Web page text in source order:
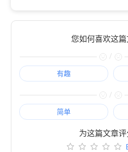
您如何喜欢这篇
/
有趣
/
简单
为这篇文章评